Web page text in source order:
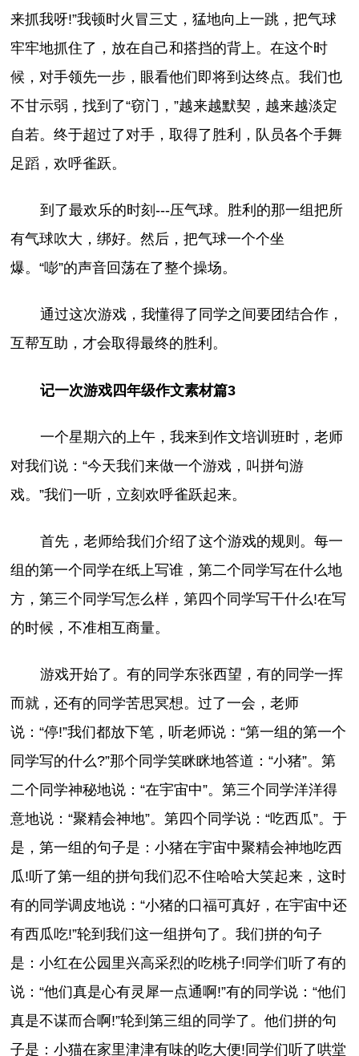
来抓我呀!”我顿时火冒三丈，猛地向上一跳，把气球
牢牢地抓住了，放在自己和搭挡的背上。在这个时
候，对手领先一步，眼看他们即将到达终点。我们也
不甘示弱，找到了“窃门，”越来越默契，越来越淡定
自若。终于超过了对手，取得了胜利，队员各个手舞
足蹈，欢呼雀跃。
到了最欢乐的时刻---压气球。胜利的那一组把所
有气球吹大，绑好。然后，把气球一个个坐
爆。“嘭”的声音回荡在了整个操场。
通过这次游戏，我懂得了同学之间要团结合作，
互帮互助，才会取得最终的胜利。
记一次游戏四年级作文素材篇3
一个星期六的上午，我来到作文培训班时，老师
对我们说：“今天我们来做一个游戏，叫拼句游
戏。”我们一听，立刻欢呼雀跃起来。
首先，老师给我们介绍了这个游戏的规则。每一
组的第一个同学在纸上写谁，第二个同学写在什么地
方，第三个同学写怎么样，第四个同学写干什么!在写
的时候，不准相互商量。
游戏开始了。有的同学东张西望，有的同学一挥
而就，还有的同学苦思冥想。过了一会，老师
说：“停!”我们都放下笔，听老师说：“第一组的第一个
同学写的什么?”那个同学笑眯眯地答道：“小猪”。第
二个同学神秘地说：“在宇宙中”。第三个同学洋洋得
意地说：“聚精会神地”。第四个同学说：“吃西瓜”。于
是，第一组的句子是：小猪在宇宙中聚精会神地吃西
瓜!听了第一组的拼句我们忍不住哈哈大笑起来，这时
有的同学调皮地说：“小猪的口福可真好，在宇宙中还
有西瓜吃!”轮到我们这一组拼句了。我们拼的句子
是：小红在公园里兴高采烈的吃桃子!同学们听了有的
说：“他们真是心有灵犀一点通啊!”有的同学说：“他们
真是不谋而合啊!”轮到第三组的同学了。他们拼的句
子是：小猫在家里津津有味的吃大便!同学们听了哄堂